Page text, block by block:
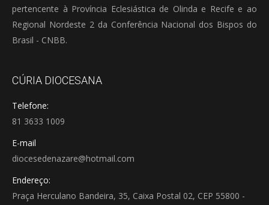
pertencente à Província Eclesiástica de Olinda e Recife e ao
Regional Nordeste 2 da Conferência Nacional dos Bispos do
Brasil - CNBB.
CÚRIA DIOCESANA
Telefone:
81 3633 1009
E-mail
diocesedenazare@hotmail.com
Endereço:
Praça Herculano Bandeira, 35, Caixa Postal 02, CEP 55800 -